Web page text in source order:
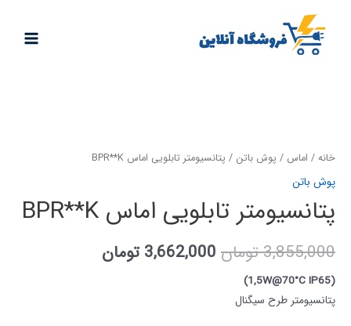
خانه / اماس / پوش باتن / پتانسیومتر تابلویی اماس BPR**K
پوش باتن
پتانسیومتر تابلویی اماس BPR**K
3,855,000تومان 3,662,000 تومان
(1,5W@70°C IP65)
پتانسیومتر طرح سیگنال